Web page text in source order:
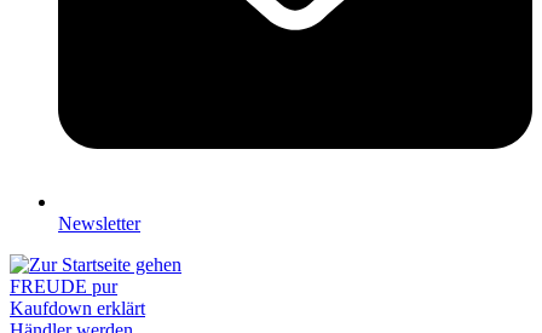
Newsletter
FREUDE pur
Kaufdown erklärt